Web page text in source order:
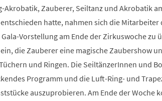
Zauberer, Seiltanz und Akrobatik
hatte, nahmen sich die Mitarbeiter
Vorstellung am Ende der Zirkuswoche zu
die Zauberer eine magische Zaubershow
und Ringen. Die SeiltänzerInnen und
Programm und die Luft-Ring- und
auszuprobieren. Am Ende der Woche